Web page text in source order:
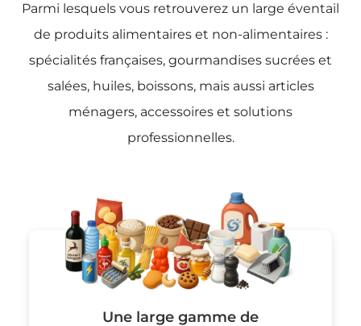
Parmi lesquels vous retrouverez un large éventail
de produits alimentaires et non-alimentaires :
spécialités françaises, gourmandises sucrées et
salées, huiles, boissons, mais aussi articles
ménagers, accessoires et solutions
professionnelles.
Une large gamme de